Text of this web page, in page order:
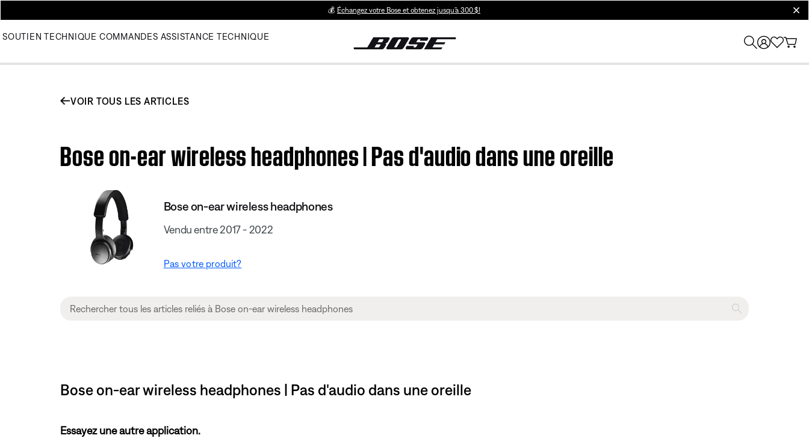
💰 Échangez votre Bose et obtenez jusqu’à 300 $!
SOUTIEN TECHNIQUE COMMANDES ASSISTANCE TECHNIQUE
VOIR TOUS LES ARTICLES
Bose on-ear wireless headphones | Pas d'audio dans une oreille
Bose on-ear wireless headphones
Vendu entre 2017 - 2022
Pas votre produit?
Bose on-ear wireless headphones | Pas d'audio dans une oreille
Essayez une autre application.